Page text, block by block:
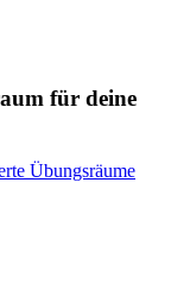
für deine
Übungsräume